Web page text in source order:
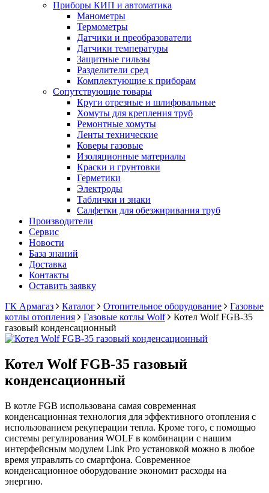
Приборы КИП и автоматика
Манометры
Термометры
Датчики и преобразователи
Датчики температуры
Защитные гильзы
Разделители сред
Комплектующие к приборам
Сопутствующие товары
Круги отрезные и шлифовальные
Хомуты для крепления труб
Ремонтные хомуты
Ленты технические
Коверы газовые
Изоляционные материалы
Краски и грунтовки
Герметики
Электроды
Таблички и знаки
Салфетки для обезжиривания труб
Производители
Сервис
Новости
База знаний
Доставка
Контакты
Оставить заявку
ГК Армагаз
Каталог Отопительное оборудование
Газовые
котлы отопления
Газовые котлы Wolf
Котел Wolf FGB-35
газовый конденсационный
Котел Wolf FGB-35 газовый
конденсационный
В котле FGB использована самая современная
конденсационная технология для эффективного отопления с
использованием рекуперации тепла. Кроме того, с помощью
системы регулирования WOLF в комбинации с нашим
интерфейсным модулем Link Pro установкой можно в любое
время управлять со смартфона. Современное
конденсационное оборудование экономит расходы на
энергию.